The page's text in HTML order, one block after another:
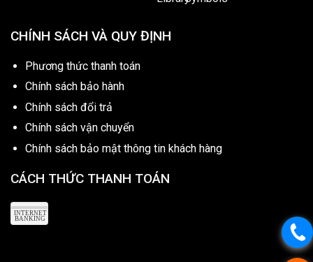
CHÍNH SÁCH VÀ QUY ĐỊNH
Phương thức thanh toán
Chính sách bảo hành
Chính sách đổi trả
Chính sách vận chuyển
Chính sách bảo mật thông tin khách hàng
CÁCH THỨC THANH TOÁN